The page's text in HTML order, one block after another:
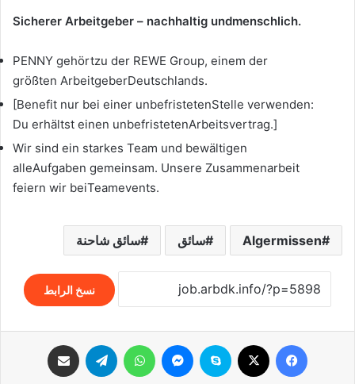
Sicherer Arbeitgeber – nachhaltig undmenschlich.
PENNY gehörtzu der REWE Group, einem der
größten ArbeitgeberDeutschlands.
[Benefit nur bei einer unbefristetenStelle verwenden:
Du erhältst einen unbefristetenArbeitsvertrag.]
Wir sind ein starkes Team und bewältigen
alleAufgaben gemeinsam. Unsere Zusammenarbeit
feiern wir beiTeamevents.
Algermissen سائق سائق شاحنة
نسخ الرابط